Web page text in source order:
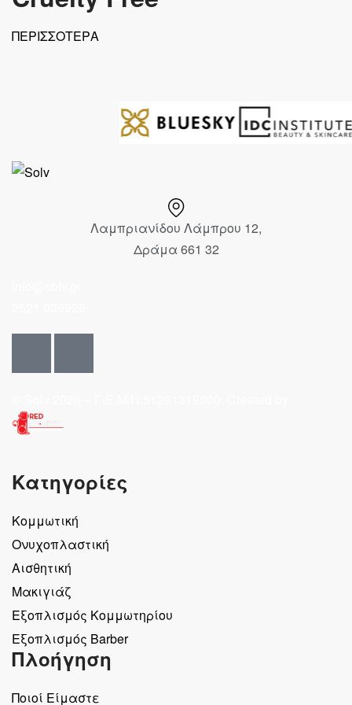
ΠΕΡΙΣΣΟΤΕΡΑ
Λαμπριανίδου Λάμπρου 12,
Δράμα 661 32
Κατηγορίες
Κομμωτική
Ονυχοπλαστική
Αισθητική
Μακιγιάζ
Εξοπλισμός Κομμωτηρίου
Εξοπλισμός Barber
Πλοήγηση
Ποιοί Είμαστε